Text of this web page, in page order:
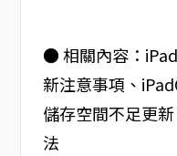
● 相關內容：
新注意事項、
儲存空間不足更
法